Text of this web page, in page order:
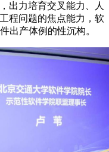
出力培育交叉能力、人
程问题的焦点能力，软
出产体例的性沉构。